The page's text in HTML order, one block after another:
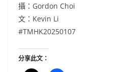
攝：Gordon Choi
文：Kevin Li
#TMHK20250107
分享此文：